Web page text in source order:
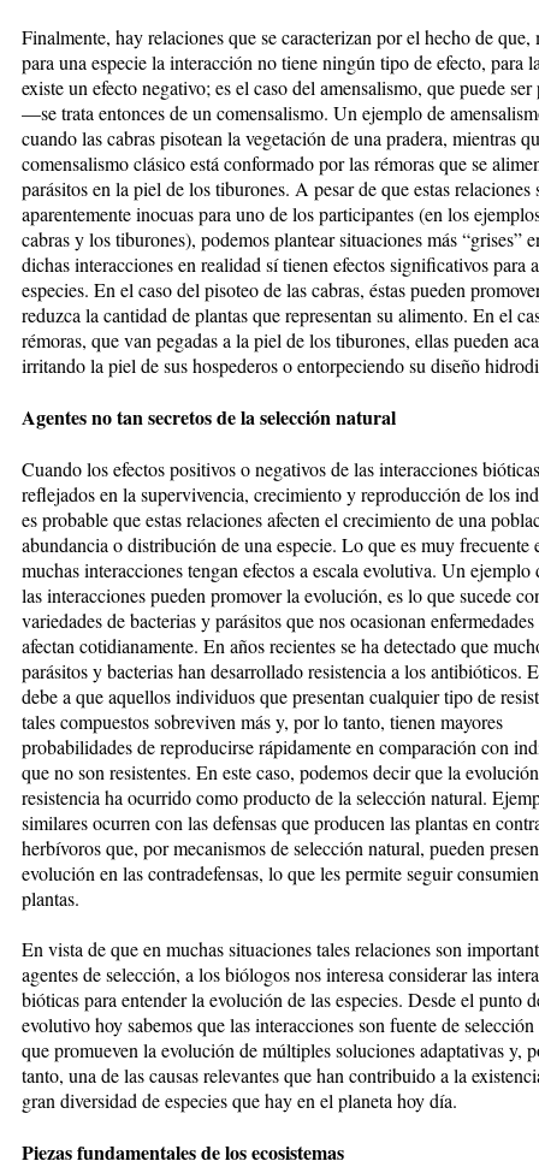
Finalmente, hay relaciones que se caracterizan por el hecho de que,
para una especie la interacción no tiene ningún tipo de efecto, para
existe un efecto negativo; es el caso del amensalismo, que puede
—se trata entonces de un comensalismo. Un ejemplo de
cuando las cabras pisotean la vegetación de una pradera, mientras
comensalismo clásico está conformado por las rémoras que se
parásitos en la piel de los tiburones. A pesar de que estas relaciones
aparentemente inocuas para uno de los participantes (en los
cabras y los tiburones), podemos plantear situaciones más “grises”
dichas interacciones en realidad sí tienen efectos significativos para
especies. En el caso del pisoteo de las cabras, éstas pueden
reduzca la cantidad de plantas que representan su alimento. En el
rémoras, que van pegadas a la piel de los tiburones, ellas pueden
irritando la piel de sus hospederos o entorpeciendo su diseño
Agentes no tan secretos de la selección natural
Cuando los efectos positivos o negativos de las interacciones
reflejados en la supervivencia, crecimiento y reproducción de los
es probable que estas relaciones afecten el crecimiento de una
abundancia o distribución de una especie. Lo que es muy frecuente
muchas interacciones tengan efectos a escala evolutiva. Un ejemplo
las interacciones pueden promover la evolución, es lo que sucede
variedades de bacterias y parásitos que nos ocasionan
afectan cotidianamente. En años recientes se ha detectado que
parásitos y bacterias han desarrollado resistencia a los antibióticos.
debe a que aquellos individuos que presentan cualquier tipo de
tales compuestos sobreviven más y, por lo tanto, tienen mayores
probabilidades de reproducirse rápidamente en comparación con
que no son resistentes. En este caso, podemos decir que la
resistencia ha ocurrido como producto de la selección natural.
similares ocurren con las defensas que producen las plantas en
herbívoros que, por mecanismos de selección natural, pueden
evolución en las contradefensas, lo que les permite seguir
plantas.
En vista de que en muchas situaciones tales relaciones son
agentes de selección, a los biólogos nos interesa considerar las
bióticas para entender la evolución de las especies. Desde el punto
evolutivo hoy sabemos que las interacciones son fuente de
que promueven la evolución de múltiples soluciones adaptativas y,
tanto, una de las causas relevantes que han contribuido a la
gran diversidad de especies que hay en el planeta hoy día.
Piezas fundamentales de los ecosistemas